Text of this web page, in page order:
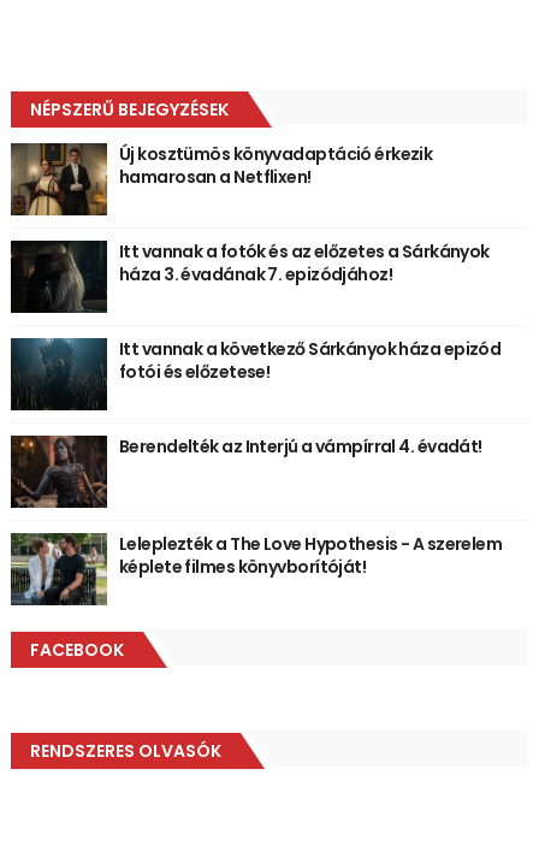
NÉPSZERŰ BEJEGYZÉSEK
Új kosztümös könyvadaptáció érkezik
hamarosan a Netflixen!
Itt vannak a fotók és az előzetes a Sárkányok
háza 3. évadának 7. epizódjához!
Itt vannak a következő Sárkányok háza epizód
fotói és előzetese!
Berendelték az Interjú a vámpírral 4. évadát!
Leleplezték a The Love Hypothesis - A szerelem
képlete filmes könyvborítóját!
FACEBOOK
RENDSZERES OLVASÓK